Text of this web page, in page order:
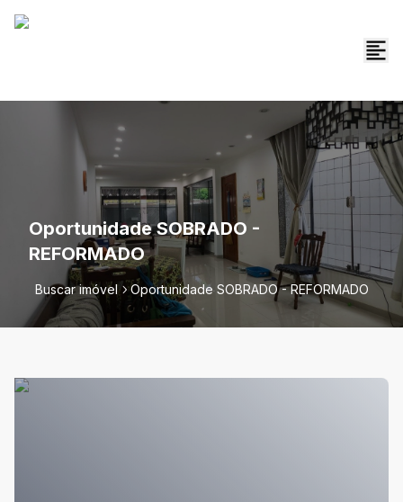
Oportunidade SOBRADO -
REFORMADO
Buscar imóvel Oportunidade SOBRADO - REFORMADO